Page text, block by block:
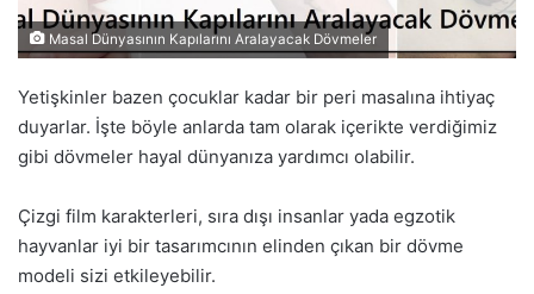
Masal Dünyasının Kapılarını Aralayacak Dövmeler
Yetişkinler bazen çocuklar kadar bir peri masalına ihtiyaç
duyarlar. İşte böyle anlarda tam olarak içerikte verdiğimiz
gibi dövmeler hayal dünyanıza yardımcı olabilir.
Çizgi film karakterleri, sıra dışı insanlar yada egzotik
hayvanlar iyi bir tasarımcının elinden çıkan bir dövme
modeli sizi etkileyebilir.